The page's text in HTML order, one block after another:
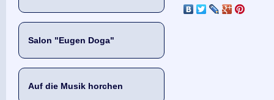
Salon "Eugen Doga"
Auf die Musik horchen